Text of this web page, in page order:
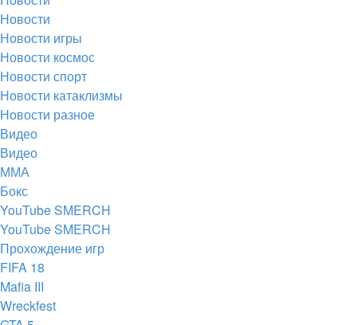
Новости
Новости игры
Новости космос
Новости спорт
Новости катаклизмы
Новости разное
Видео
Видео
ММА
Бокс
YouTube SMERCH
YouTube SMERCH
Прохождение игр
FIFA 18
Mafia III
Wreckfest